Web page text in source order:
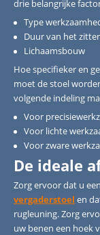
drie belangrijke
Type
Duur van het
Lichaamsbouw
Hoe specifieker en
moet de stoel
volgende indeling
Voor
Voor lichte
Voor zware
De ideale
Zorg ervoor dat u
vergaderstoel en
rugleuning. Zorg
uw benen een hoek